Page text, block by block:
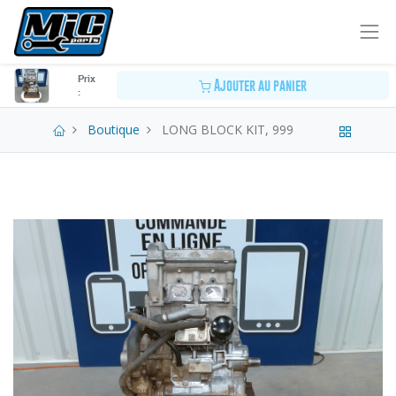
Prix
:
Ajouter au panier
Boutique LONG BLOCK KIT, 999